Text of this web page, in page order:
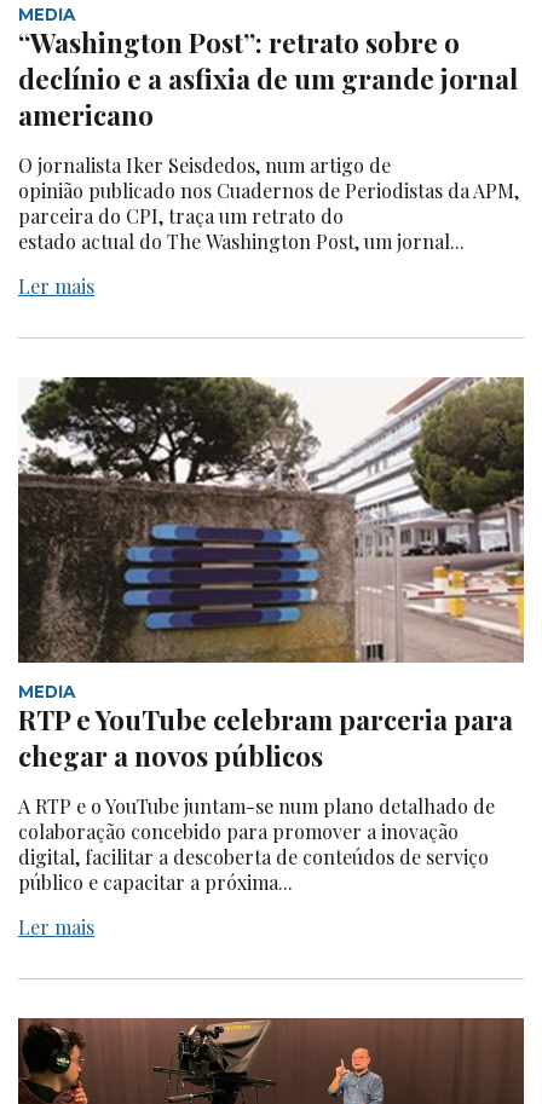
MEDIA
“Washington Post”: retrato sobre o
declínio e a asfixia de um grande jornal
americano
O jornalista Iker Seisdedos, num artigo de
opinião publicado nos Cuadernos de Periodistas da APM,
parceira do CPI, traça um retrato do
estado actual do The Washington Post, um jornal...
Ler mais
MEDIA
RTP e YouTube celebram parceria para
chegar a novos públicos
A RTP e o YouTube juntam-se num plano detalhado de
colaboração concebido para promover a inovação
digital, facilitar a descoberta de conteúdos de serviço
público e capacitar a próxima...
Ler mais